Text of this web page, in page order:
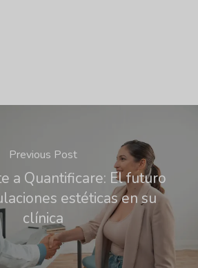
Previous Post
a Quantificare: El futuro
estéticas en su
clínica